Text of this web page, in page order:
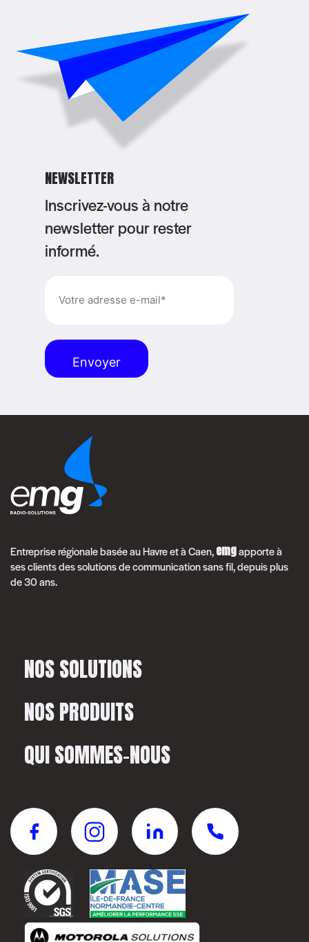
NEWSLETTER
Inscrivez-vous à notre
newsletter pour rester
informé.
mail
Alternative:
Entreprise régionale basée au Havre et à Caen,emgapporte à
ses clients des solutions de communication sans fil, depuis plus
de 30 ans.
NOS SOLUTIONS
NOS PRODUITS
QUI SOMMES-NOUS